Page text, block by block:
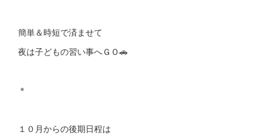
簡単＆時短で済ませて
夜は子どもの習い事へＧＯ🚗
＊
１０月からの後期日程は